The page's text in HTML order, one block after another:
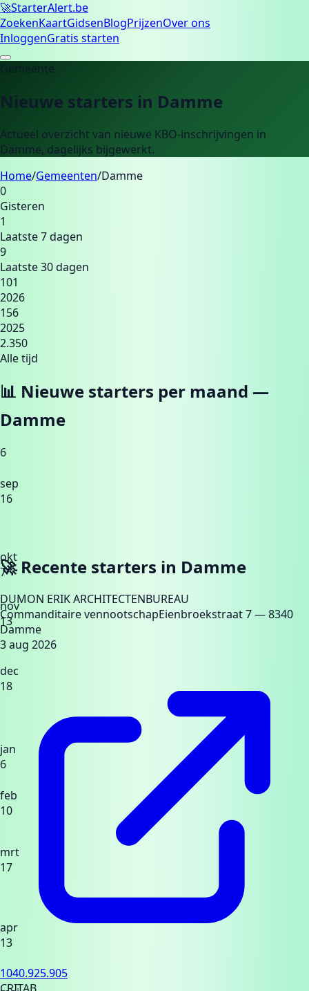
🚀StarterAlert.be
ZoekenKaartGidsenBlogPrijzenOver ons
InloggenGratis starten
Gemeente
Nieuwe starters in Damme
Actueel overzicht van nieuwe KBO-inschrijvingen in
Damme, dagelijks bijgewerkt.
Home/Gemeenten/Damme
0
Gisteren
1
Laatste 7 dagen
9
Laatste 30 dagen
101
2026
156
2025
2.350
Alle tijd
📊 Nieuwe starters per maand —
Damme
6
sep
16
okt
7
nov
13
dec
18
jan
6
feb
10
mrt
17
apr
13
🚀 Recente starters in Damme
DUMON ERIK ARCHITECTENBUREAU
Commanditaire vennootschapEienbroekstraat 7— 8340
Damme
3 aug 2026
1040.925.905